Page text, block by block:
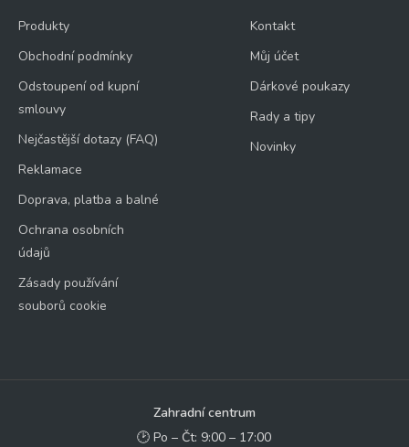
Produkty
Obchodní podmínky
Odstoupení od kupní
smlouvy
Nejčastější dotazy (FAQ)
Reklamace
Doprava, platba a balné
Ochrana osobních
údajů
Zásady používání
souborů cookie
Kontakt
Můj účet
Dárkové poukazy
Rady a tipy
Novinky
Zahradní centrum
🕑 Po – Čt: 9:00 – 17:00